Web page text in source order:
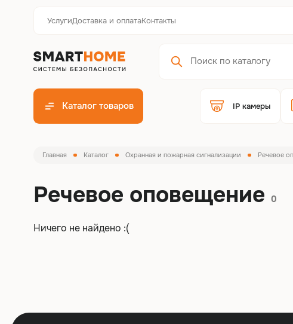
УслугиДоставка и оплатаКонтакты
Каталог товаров IP камеры
Главная Каталог Охранная и пожарная сигнализации Речевое
Речевое оповещение 0
Ничего не найдено :(